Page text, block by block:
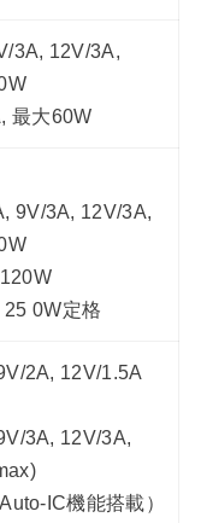
3A, 12V/3A,
最大60W
9V/3A, 12V/3A,
0W定格
2A, 12V/1.5A
3A, 12V/3A,
IC機能搭載）